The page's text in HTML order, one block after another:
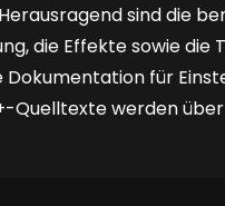
sind die
die Effekte sowie
für
Quelltexte werden